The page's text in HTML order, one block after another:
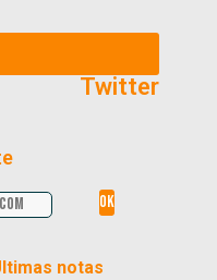
Twitter
notas